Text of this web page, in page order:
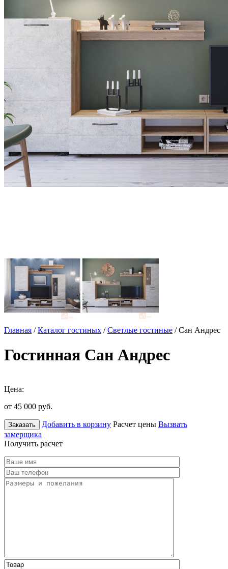
Главная /Каталог гостиных /Светлые гостиные / Сан Андрес
Гостинная Сан Андрес
Цена:
от 45 000 руб.
Заказать Добавить в корзину Расчет цены Вызвать
замерщика
Получить расчет